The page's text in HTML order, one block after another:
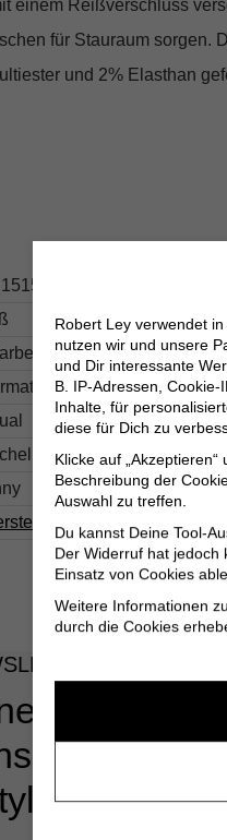
einem Reißverschluss
für Stauraum sorgen.
und 2% Elasthan
177991-XS/32
93% Baumwolle,
10%
&
Robert Ley verwendet
nutzen wir und unsere
und Dir interessante
B. IP-Adressen,
Inhalte, für
diese für Dich zu
Klicke auf
Beschreibung der
Auswahl zu treffen.
Du kannst Deine Tool-
Der Widerruf hat jedoch
Einsatz von Cookies
Weitere Informationen
durch die Cookies